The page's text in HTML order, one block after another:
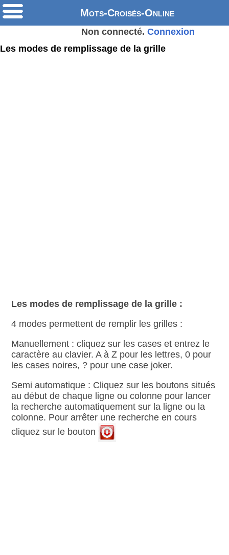
Mots-Croisés-Online
Non connecté. Connexion
Les modes de remplissage de la grille
Les modes de remplissage de la grille :
4 modes permettent de remplir les grilles :
Manuellement : cliquez sur les cases et entrez le
caractère au clavier. A à Z pour les lettres, 0 pour
les cases noires, ? pour une case joker.
Semi automatique : Cliquez sur les boutons situés
au début de chaque ligne ou colonne pour lancer
la recherche automatiquement sur la ligne ou la
colonne. Pour arrêter une recherche en cours
cliquez sur le bouton